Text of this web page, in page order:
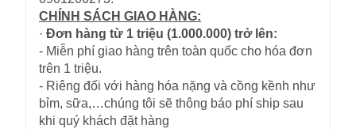
CHÍNH SÁCH GIAO HÀNG:
· Đơn hàng từ 1 triệu (1.000.000) trở lên:
- Miễn phí giao hàng trên toàn quốc cho hóa đơn
trên 1 triệu.
- Riêng đối với hàng hóa nặng và cồng kềnh như
bỉm, sữa,…chúng tôi sẽ thông báo phí ship sau
khi quý khách đặt hàng